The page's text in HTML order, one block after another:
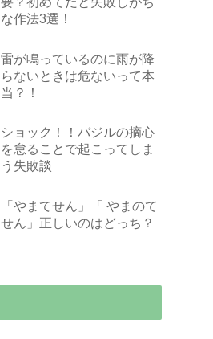
な作法3選！
雷が鳴っているのに雨が降
らないときは危ないって本
当？！
ショック！！バジルの摘心
を怠ることで起こってしま
う失敗談
「やまてせん」「 やまのて
せん」正しいのはどっち？